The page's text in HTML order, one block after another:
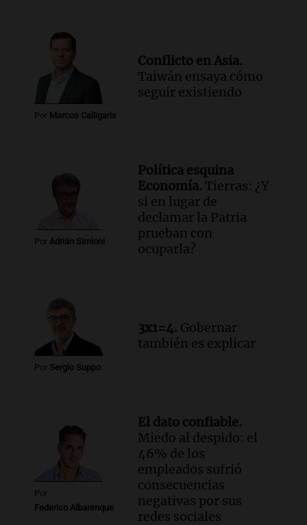
Por Marcos Calligaris
Conflicto en Asia.
Taiwán ensaya cómo
seguir existiendo
Por Adrián Simioni
Política esquina
Economía. Tierras: ¿Y
si en lugar de
declamar la Patria
prueban con
ocuparla?
Por Sergio Suppo
3x1=4. Gobernar
también es explicar
Por
Federico Albarenque
El dato confiable.
Miedo al despido: el
46% de los
empleados sufrió
consecuencias
negativas por sus
redes sociales